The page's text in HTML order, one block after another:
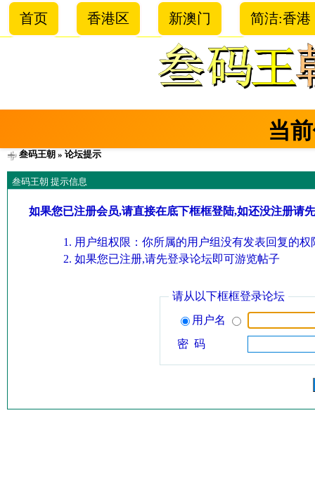
首页 香港区 新澳门 简洁:香港
当
叁码王朝 » 论坛提示
叁码王朝 提示信息
如果您已注册会员,请直接在底下框框登陆,如还没注册请
用户组权限：你所属的用户组没有发表回复的权
如果您已注册,请先登录论坛即可游览帖子
请从以下框框登录论坛
用户名
密 码